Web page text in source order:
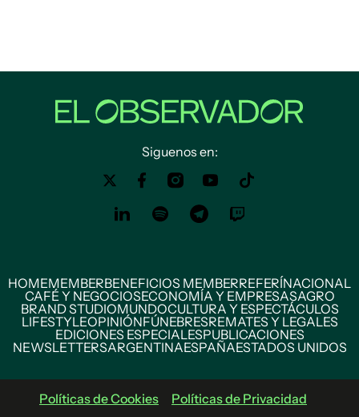
Siguenos en:
HOMEMEMBERBENEFICIOS MEMBERREFERÍNACIONAL
CAFÉ Y NEGOCIOSECONOMÍA Y EMPRESASAGRO
BRAND STUDIOMUNDOCULTURA Y ESPECTÁCULOS
LIFESTYLEOPINIÓNFÚNEBRESREMATES Y LEGALES
EDICIONES ESPECIALESPUBLICACIONES
NEWSLETTERSARGENTINAESPAÑAESTADOS UNIDOS
Políticas de Cookies Políticas de Privacidad